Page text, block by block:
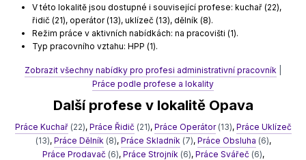
V této lokalitě jsou dostupné i související profese: kuchař (22),
řidič (21), operátor (13), uklízeč (13), dělník (8).
Režim práce v aktivních nabídkách: na pracovišti (1).
Typ pracovního vztahu: HPP (1).
Zobrazit všechny nabídky pro profesi administrativní pracovník
Práce podle profese a lokality
Další profese v lokalitě Opava
Práce Kuchař (22), Práce Řidič (21), Práce Operátor (13), Práce Uklízeč
(13), Práce Dělník (8), Práce Skladník (7), Práce Obsluha (6),
Práce Prodavač (6), Práce Strojník (6), Práce Svářeč (6),